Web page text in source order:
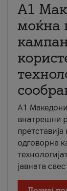
A1
моќна
A1
внатрешни
одговорна
јавната